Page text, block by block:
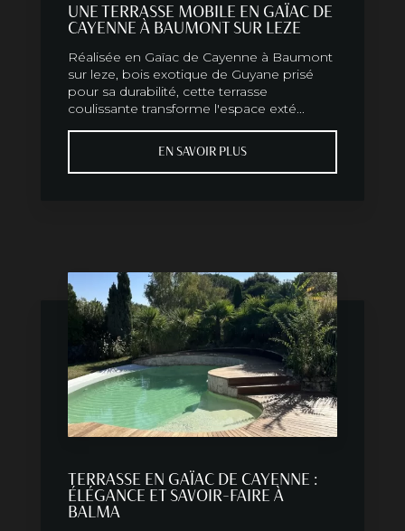
UNE TERRASSE MOBILE EN GAÏAC DE
CAYENNE À BAUMONT SUR LEZE
Réalisée en Gaïac de Cayenne à Baumont
sur leze, bois exotique de Guyane prisé
pour sa durabilité, cette terrasse
coulissante transforme l'espace exté...
EN SAVOIR PLUS
TERRASSE EN GAÏAC DE CAYENNE :
ÉLÉGANCE ET SAVOIR-FAIRE À
BALMA